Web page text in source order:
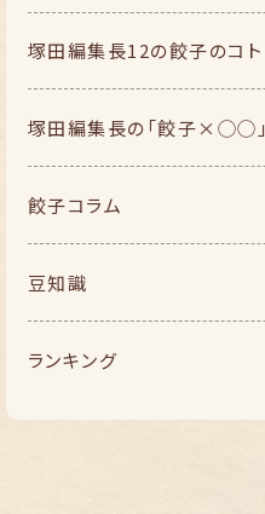
塚田編集長12の餃子のコト
塚田編集長の 「餃子×◯◯」
餃子コラム
豆知識
ランキング